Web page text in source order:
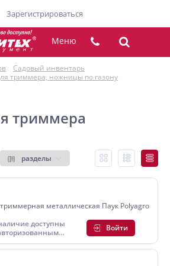
Меню
Садовый инвентарь
триммера, ножницы по газону
триммера
разделы
триммерная металлическая Паук Polyagro
доступны
Войти
Зарегистрироваться